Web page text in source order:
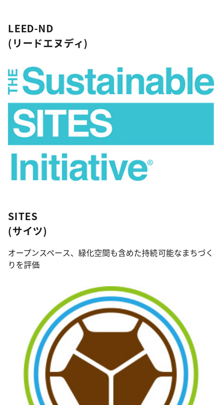
LEED-ND
(リードエヌディ)
SITES
(サイツ)
オープンスペース、緑化空間も含めた持続可能なまちづく
りを評価